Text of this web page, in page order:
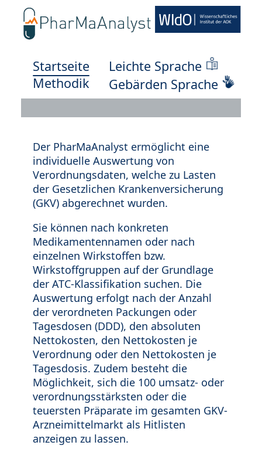
Startseite
Methodik
Leichte Sprache
Gebärden Sprache
Der PharMaAnalyst ermöglicht eine
individuelle Auswertung von
Verordnungsdaten, welche zu Lasten
der Gesetzlichen Krankenversicherung
(GKV) abgerechnet wurden.
Sie können nach konkreten
Medikamentennamen oder nach
einzelnen Wirkstoffen bzw.
Wirkstoffgruppen auf der Grundlage
der ATC-Klassifikation suchen. Die
Auswertung erfolgt nach der Anzahl
der verordneten Packungen oder
Tagesdosen (DDD), den absoluten
Nettokosten, den Nettokosten je
Verordnung oder den Nettokosten je
Tagesdosis. Zudem besteht die
Möglichkeit, sich die 100 umsatz- oder
verordnungsstärksten oder die
teuersten Präparate im gesamten GKV-
Arzneimittelmarkt als Hitlisten
anzeigen zu lassen.